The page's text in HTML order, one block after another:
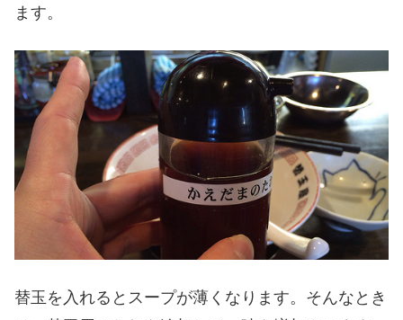
ます。
替玉を入れるとスープが薄くなります。そんなとき